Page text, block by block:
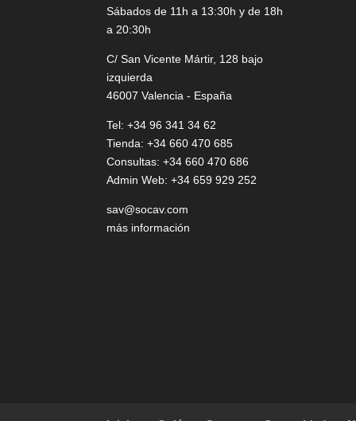
Sábados de 11h a 13:30h y de 18h
a 20:30h
C/ San Vicente Mártir, 128 bajo
izquierda
46007 Valencia - España
Tel: +34 96 341 34 62
Tienda: +34 660 470 685
Consultas: +34 660 470 686
Admin Web: +34 659 929 252
sav@socav.com
más información